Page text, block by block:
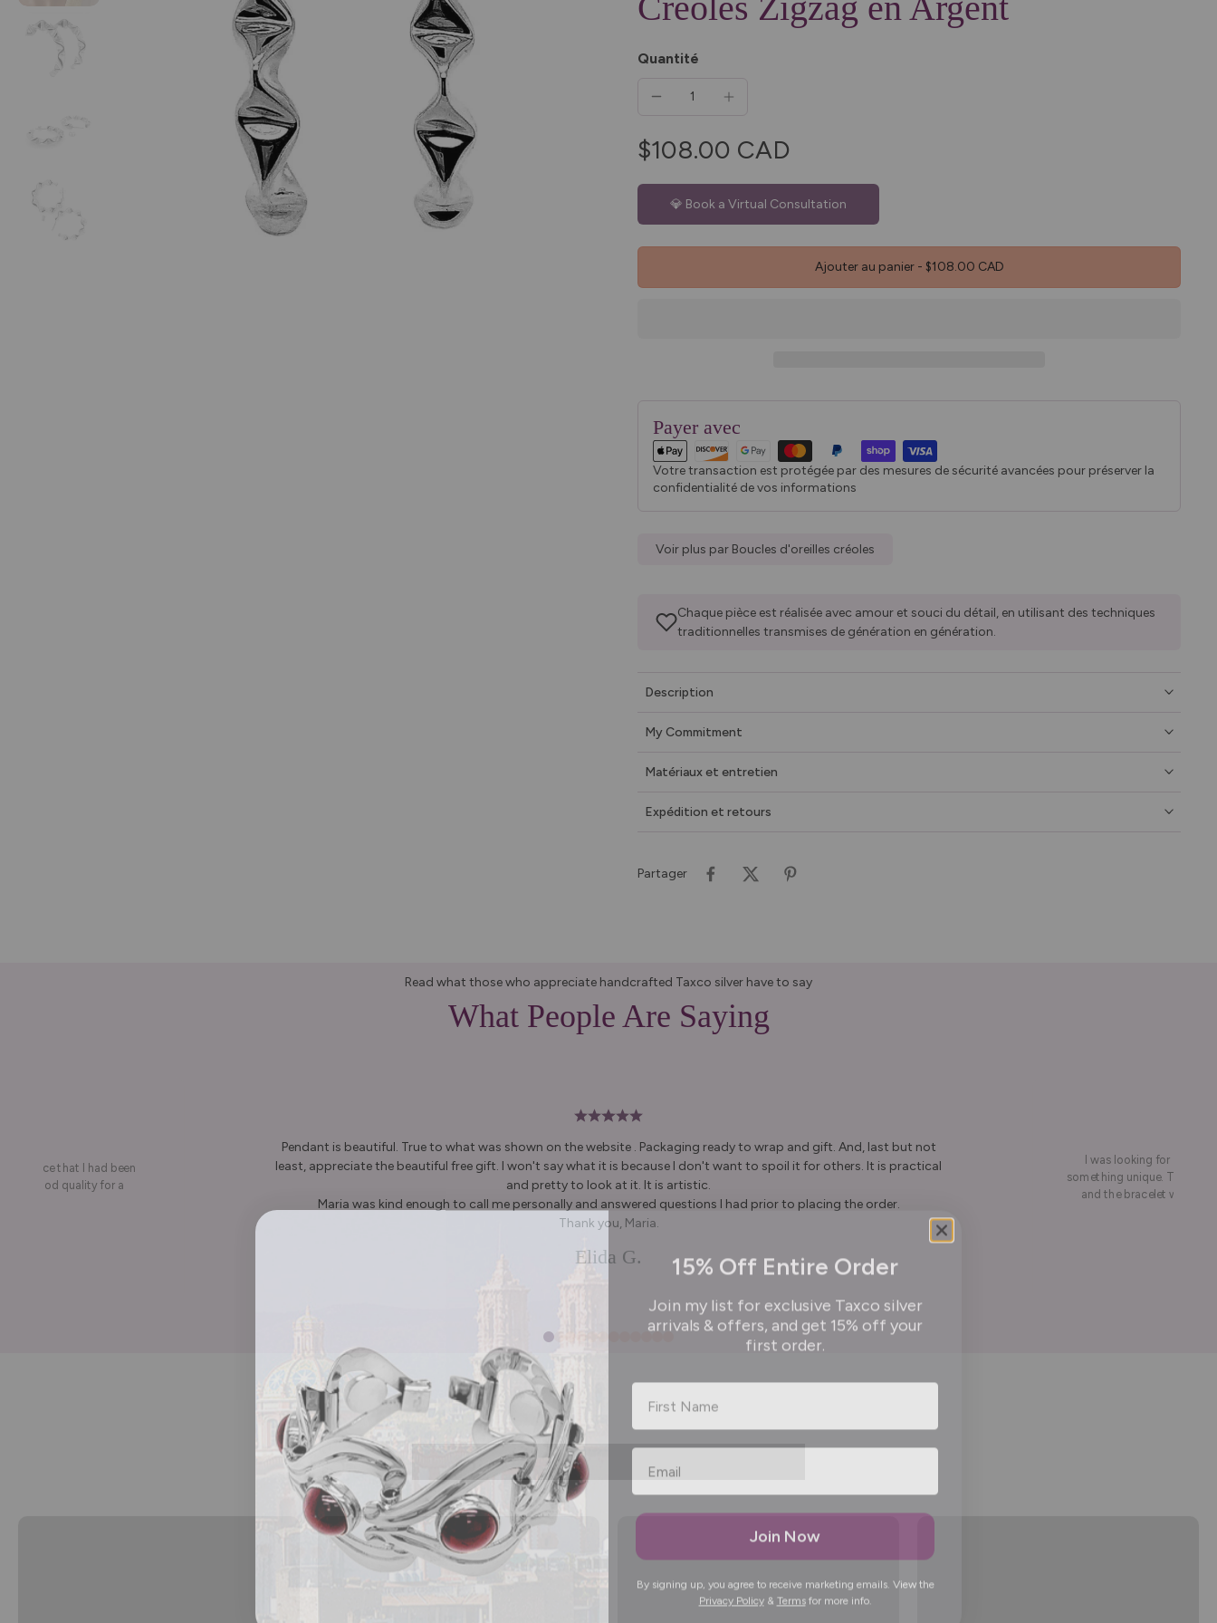
Quantité
$108.00 CAD
💎 Book a Virtual Consultation
Ajouter au panier - $108.00 CAD
Payer avec
Votre transaction est protégée par des mesures de sécurité avancées pour préserver la
confidentialité de vos informations
Voir plus par Boucles d'oreilles créoles
Chaque pièce est réalisée avec amour et souci du détail, en utilisant des techniques
traditionnelles transmises de génération en génération.
Description
My Commitment
Matériaux et entretien
Expédition et retours
Partager
Read what those who appreciate handcrafted Taxco silver have to say
What People Are Saying
a piece that I had been
is good quality for a
Pendant is beautiful. True to what was shown on the website . Packaging ready to wrap and gift. And, last but not
least, appreciate the beautiful free gift. I won't say what it is because I don't want to spoil it for others. It is practical
and pretty to look at it. It is artistic.
Maria was kind enough to call me personally and answered questions I had prior to placing the order.
Thank you, Maria.
Elida G.
I was looking for a
something unique. This led
and the bracelet was
15% Off Entire Order
Join my list for exclusive Taxco silver
arrivals & offers, and get 15% off your
first order.
First Name
Join Now
Privacy Policy&Terms for more info.